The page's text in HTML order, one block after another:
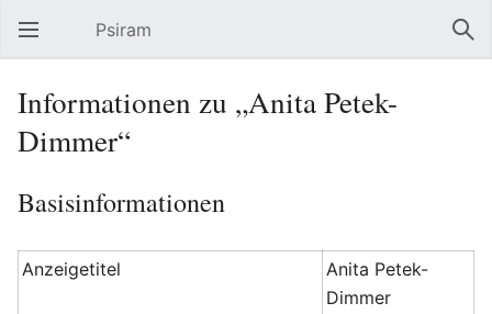
Hauptmenü öffnen Psiram
Informationen zu „Anita Petek-
Dimmer“
Basisinformationen
Anzeigetitel
Anita Petek-
Dimmer